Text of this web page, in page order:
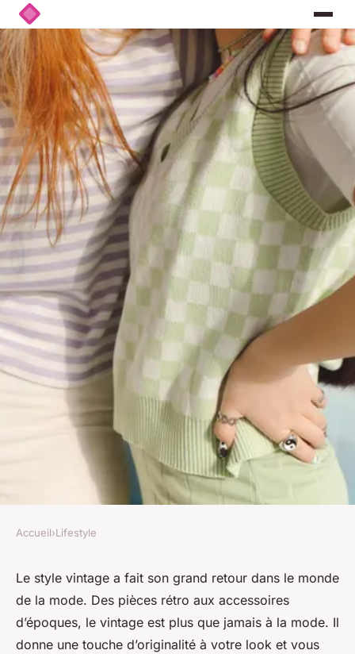
LIFESTYLE
Les pièces vintage
incontournables dans votre
garde-robe
Accueil›Lifestyle
Le style vintage a fait son grand retour dans le monde
de la mode. Des pièces rétro aux accessoires
d’époques, le vintage est plus que jamais à la mode. Il
donne une touche d’originalité à votre look et vous